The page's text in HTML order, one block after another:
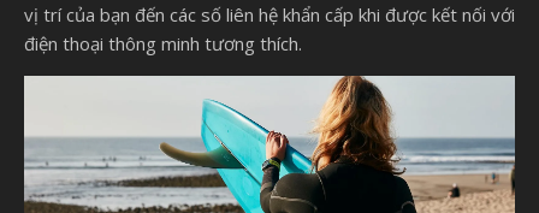
vị trí của bạn đến các số liên hệ khẩn cấp khi được kết nối với
điện thoại thông minh tương thích.